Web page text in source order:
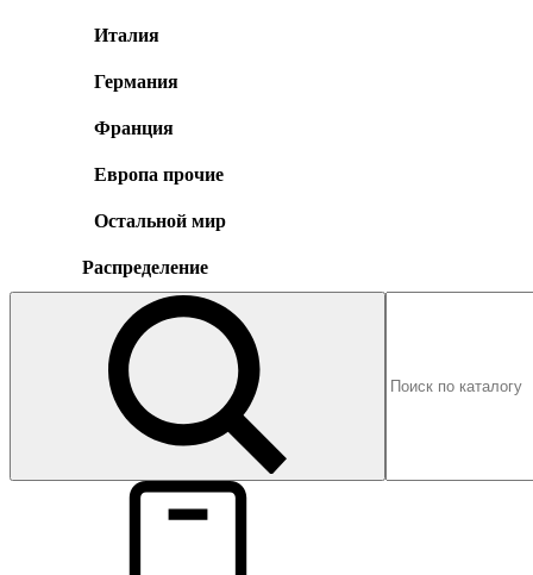
Италия
Германия
Франция
Европа прочие
Остальной мир
Распределение